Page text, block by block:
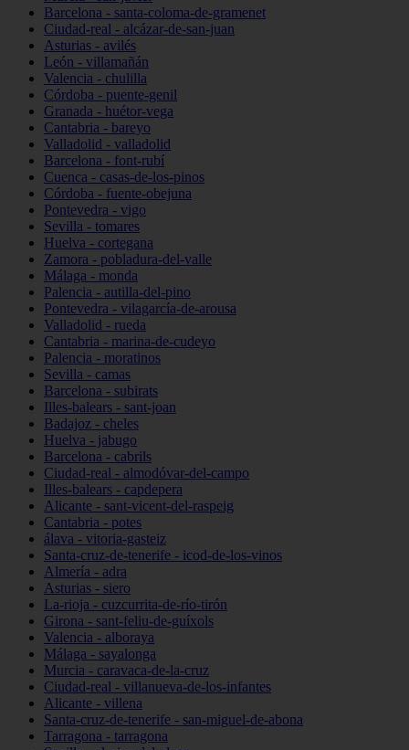
Barcelona - santa-coloma-de-gramenet
Ciudad-real - alcázar-de-san-juan
Asturias - avilés
León - villamañán
Valencia - chulilla
Córdoba - puente-genil
Granada - huétor-vega
Cantabria - bareyo
Valladolid - valladolid
Barcelona - font-rubí
Cuenca - casas-de-los-pinos
Córdoba - fuente-obejuna
Pontevedra - vigo
Sevilla - tomares
Huelva - cortegana
Zamora - pobladura-del-valle
Málaga - monda
Palencia - autilla-del-pino
Pontevedra - vilagarcía-de-arousa
Valladolid - rueda
Cantabria - marina-de-cudeyo
Palencia - moratinos
Sevilla - camas
Barcelona - subirats
Illes-balears - sant-joan
Badajoz - cheles
Huelva - jabugo
Barcelona - cabrils
Ciudad-real - almodóvar-del-campo
Illes-balears - capdepera
Alicante - sant-vicent-del-raspeig
Cantabria - potes
álava - vitoria-gasteiz
Santa-cruz-de-tenerife - icod-de-los-vinos
Almería - adra
Asturias - siero
La-rioja - cuzcurrita-de-río-tirón
Girona - sant-feliu-de-guíxols
Valencia - alboraya
Málaga - sayalonga
Murcia - caravaca-de-la-cruz
Ciudad-real - villanueva-de-los-infantes
Alicante - villena
Santa-cruz-de-tenerife - san-miguel-de-abona
Tarragona - tarragona